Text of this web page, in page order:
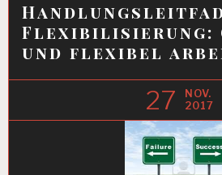
Flexibilisierung:
und flexibel
27
NOV.
2017